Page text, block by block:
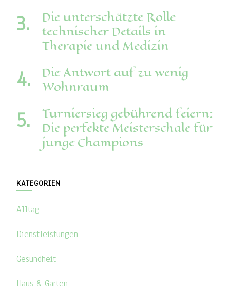
Die unterschätzte Rolle
technischer Details in
Therapie und Medizin
Die Antwort auf zu wenig
Wohnraum
Turniersieg gebührend feiern:
Die perfekte Meisterschale für
junge Champions
KATEGORIEN
Alltag
Dienstleistungen
Gesundheit
Haus & Garten